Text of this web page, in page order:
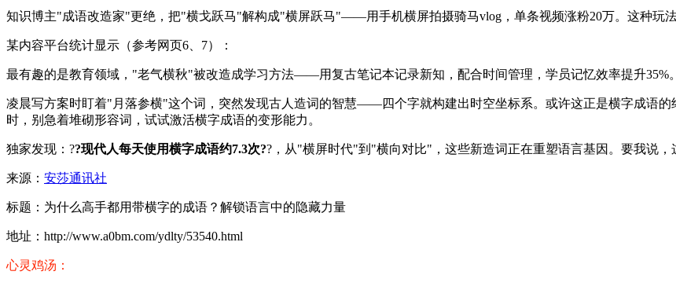
知识博主"成语改造家"更绝，把"横戈跃马"解构成"横屏跃马"——用手机横屏拍摄骑马vlog，单条视频涨粉20万。这种玩
某内容平台统计显示（参考网页6、7）：
最有趣的是教育领域，"老气横秋"被改造成学习方法——用复古笔记本记录新知，配合时间管理，学员记忆效率提升35%
凌晨写方案时盯着"月落参横"这个词，突然发现古人造词的智慧——四个字就构建出时空坐标系。或许这正是横字成语的
时，别急着堆砌形容词，试试激活横字成语的变形能力。
独家发现：??现代人每天使用横字成语约7.3次??，从"横屏时代"到"横向对比"，这些新造词正在重塑语言基因。要我说，
来源： 安莎通讯社
标题：为什么高手都用带横字的成语？解锁语言中的隐藏力量
地址：http://www.a0bm.com/ydlty/53540.html
心灵鸡汤：